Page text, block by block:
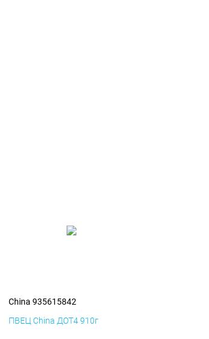
China 935615842
ПВЕЦ China ДОТ4 910г